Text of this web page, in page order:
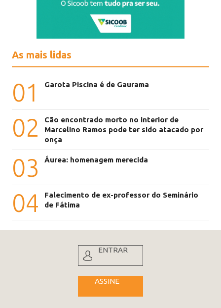
As mais lidas
01 Garota Piscina é de Gaurama
02
Cão encontrado morto no interior de
Marcelino Ramos pode ter sido atacado por
onça
03 Áurea: homenagem merecida
04
Falecimento de ex-professor do Seminário
de Fátima
ENTRAR
ASSINE